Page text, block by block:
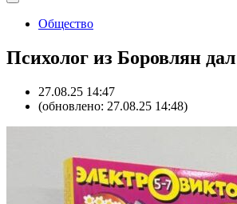
Общество
Психолог из Боровлян
27.08.25 14:47
(обновлено: 27.08.25 14:48)